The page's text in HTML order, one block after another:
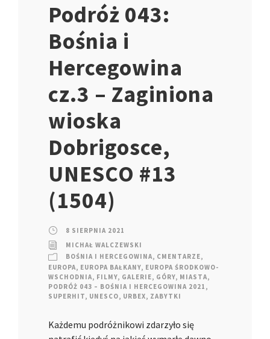
Podróż 043:
Bośnia i
Hercegowina
cz.3 – Zaginiona
wioska
Dobrigosce,
UNESCO #13
(1504)
8 SIERPNIA 2021
MICHAŁ WALCZEWSKI
BOŚNIA I HERCEGOWINA, CMENTARZE,
EUROPA, EUROPA BAŁKANY, EUROPA ŚRODKOWO-
WSCHODNIA, FILMY, GALERIE, GÓRY, MIASTA,
PODRÓŻ 043 – BOŚNIA I HERCEGOWINA 2021 ,
SUPERHIT, UNESCO, URBEX, ZABYTKI
Każdemu podróżnikowi zdarzyło się